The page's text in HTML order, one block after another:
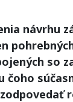
návrhu
so
čoho